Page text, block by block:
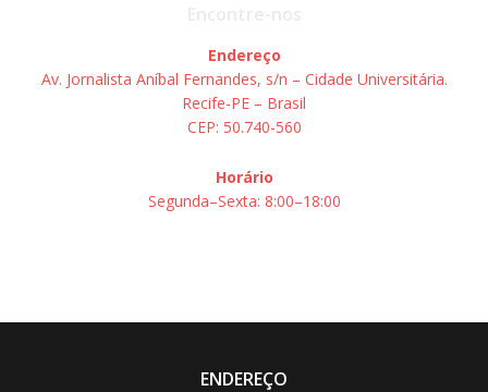
Endereço
Av. Jornalista Aníbal Fernandes, s/n – Cidade Universitária.
Recife-PE – Brasil
CEP: 50.740-560
Horário
Segunda–Sexta: 8:00–18:00
ENDEREÇO